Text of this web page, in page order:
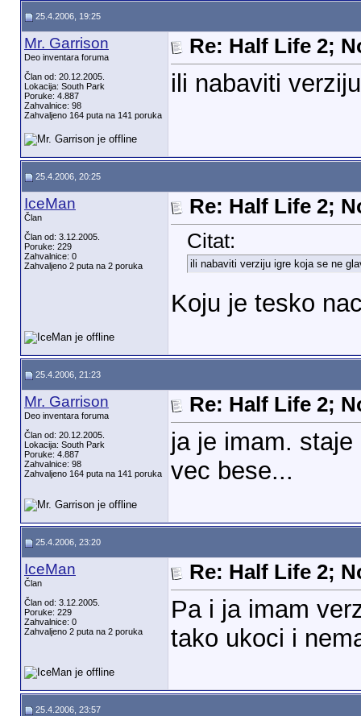
25.4.2006, 19:25
Mr. Garrison
Deo inventara foruma
Član od: 20.12.2005.
Lokacija: South Park
Poruke: 4.887
Zahvalnice: 98
Zahvaljeno 164 puta na 141 poruka
Re: Half Life 2;
ili nabaviti
25.4.2006, 20:25
IceMan
Član
Član od: 3.12.2005.
Poruke: 229
Zahvalnice: 0
Zahvaljeno 2 puta na 2 poruka
Re: Half Life 2;
Citat:
ili nabaviti verziju igre koja se ne
Koju je tesko
25.4.2006, 21:23
Mr. Garrison
Deo inventara foruma
Član od: 20.12.2005.
Lokacija: South Park
Poruke: 4.887
Zahvalnice: 98
Zahvaljeno 164 puta na 141 poruka
Re: Half Life 2;
ja je imam.
vec bese...
25.4.2006, 23:20
IceMan
Član
Član od: 3.12.2005.
Poruke: 229
Zahvalnice: 0
Zahvaljeno 2 puta na 2 poruka
Re: Half Life 2;
Pa i ja imam
tako ukoci i
25.4.2006, 23:57